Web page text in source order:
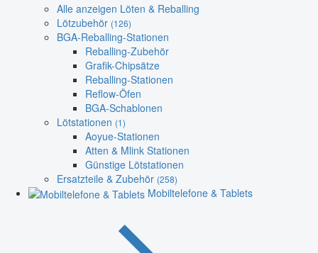
Alle anzeigen Löten & Reballing
Lötzubehör (126)
BGA-Reballing-Stationen
Reballing-Zubehör
Grafik-Chipsätze
Reballing-Stationen
Reflow-Öfen
BGA-Schablonen
Lötstationen (1)
Aoyue-Stationen
Atten & Mlink Stationen
Günstige Lötstationen
Ersatzteile & Zubehör (258)
Mobiltelefone & Tablets